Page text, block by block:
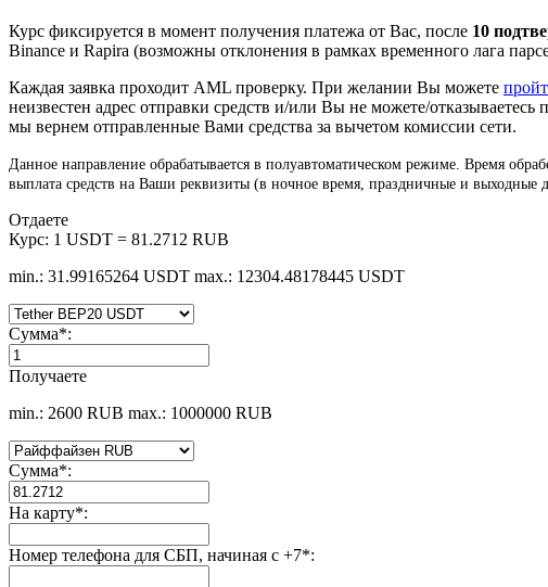
Курс фиксируется в момент получения платежа от Вас, после 10
Binance и Rapira (возможны отклонения в рамках временного лага
Каждая заявка проходит AML проверку. При желании Вы можете
неизвестен адрес отправки средств и/или Вы не можете/
мы вернем отправленные Вами средства за вычетом комиссии сети.
Данное направление обрабатывается в полуавтоматическом режиме. Время
выплата средств на Ваши реквизиты (в ночное время, праздничные и выходные
Отдаете
Курс: 1 USDT = 81.2712 RUB
min.: 31.99165264 USDT max.: 12304.48178445 USDT
Сумма*:
Получаете
min.: 2600 RUB max.: 1000000 RUB
Сумма*:
На карту*:
Номер телефона для СБП, начиная с +7*: